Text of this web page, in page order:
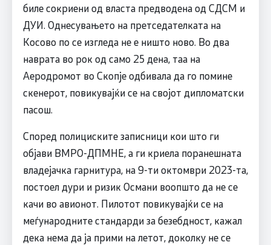
биле сокриени од власта предводена од СДСМ и
ДУИ. Однесувањето на претседателката на
Косово по се изгледа не е ништо ново. Во два
наврата во рок од само 25 дена, таа на
Аеродромот во Скопје одбивала да го помине
скенерот, повикувајќи се на својот дипломатски
пасош.
Според полициските записници кои што ги
објави ВМРО-ДПМНЕ, а ги криела поранешната
владејачка гарнитура, на 9-ти октомври 2023-та,
постоел дури и ризик Османи воопшто да не се
качи во авионот. Пилотот повикувајќи се на
меѓународните стандарди за безебдност, кажал
дека нема да ја прими на летот, доколку не се